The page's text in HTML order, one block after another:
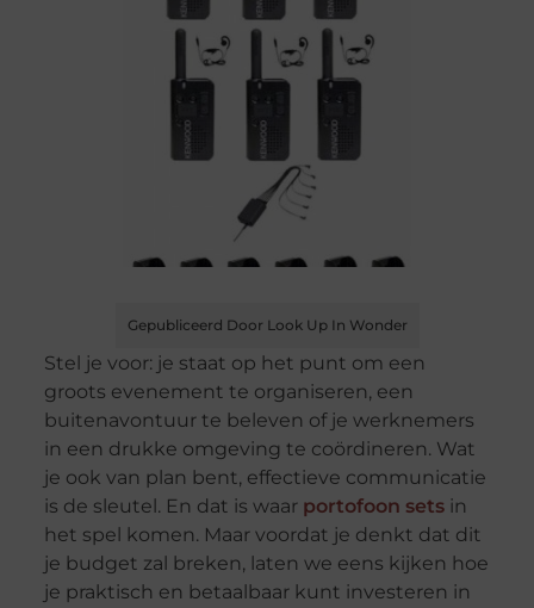
Gepubliceerd Door Look Up In Wonder
Stel je voor: je staat op het punt om een
groots evenement te organiseren, een
buitenavontuur te beleven of je werknemers
in een drukke omgeving te coördineren. Wat
je ook van plan bent, effectieve communicatie
is de sleutel. En dat is waar portofoon setsin
het spel komen. Maar voordat je denkt dat dit
je budget zal breken, laten we eens kijken hoe
je praktisch en betaalbaar kunt investeren in